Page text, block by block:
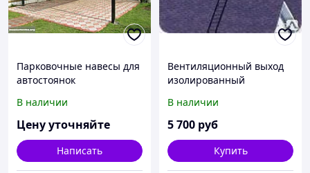
Парковочные навесы для
автостоянок
В наличии
Цену уточняйте
Написать
Вентиляционный выход
изолированный
В наличии
5 700 руб
Купить